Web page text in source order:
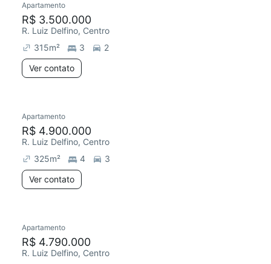
Redecorar
Apartamento
R$ 3.500.000
R. Luiz Delfino, Centro
315m² 3
2
Ver contato
Redecorar
Apartamento
R$ 4.900.000
R. Luiz Delfino, Centro
325m² 4
3
Ver contato
Redecorar
Apartamento
R$ 4.790.000
R. Luiz Delfino, Centro